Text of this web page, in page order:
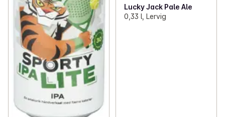
Lucky Jack Pale Ale
0,33 l, Lervig